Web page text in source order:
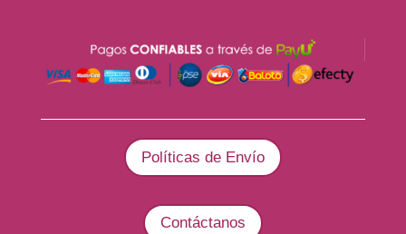
Políticas de Envío
Contáctanos